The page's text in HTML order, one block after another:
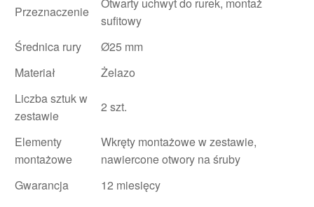
Przeznaczenie
sufitowy
Średnica rury
Ø25 mm
Materiał
Żelazo
Liczba sztuk w
zestawie
2 szt.
Elementy
montażowe
Wkręty montażowe w zestawie,
nawiercone otwory na śruby
Gwarancja
12 miesięcy